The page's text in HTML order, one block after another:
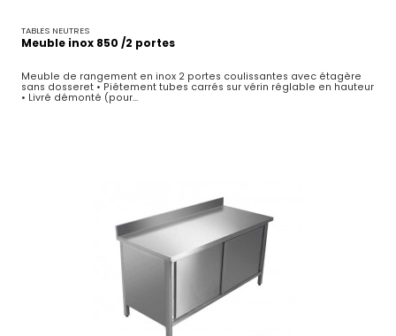
TABLES NEUTRES
Meuble inox 850 /2 portes
Meuble de rangement en inox 2 portes coulissantes avec étagère
sans dosseret • Piétement tubes carrés sur vérin réglable en hauteur
• Livré démonté (pour...